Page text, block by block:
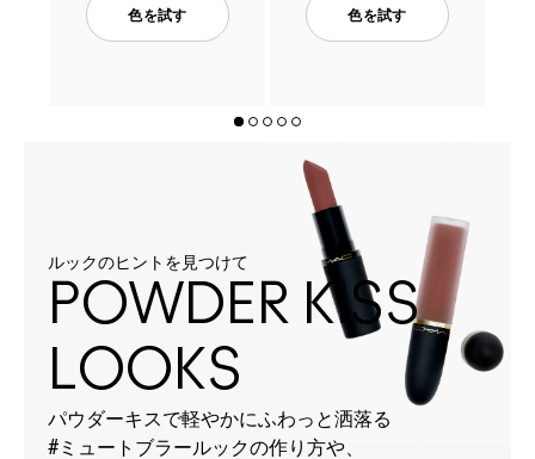
色を試す 色を試す
ルックのヒントを見つけて
POWDER KISS
LOOKS
パウダーキスで軽やかにふわっと洒落る
#ミュートブラールックの作り方や、